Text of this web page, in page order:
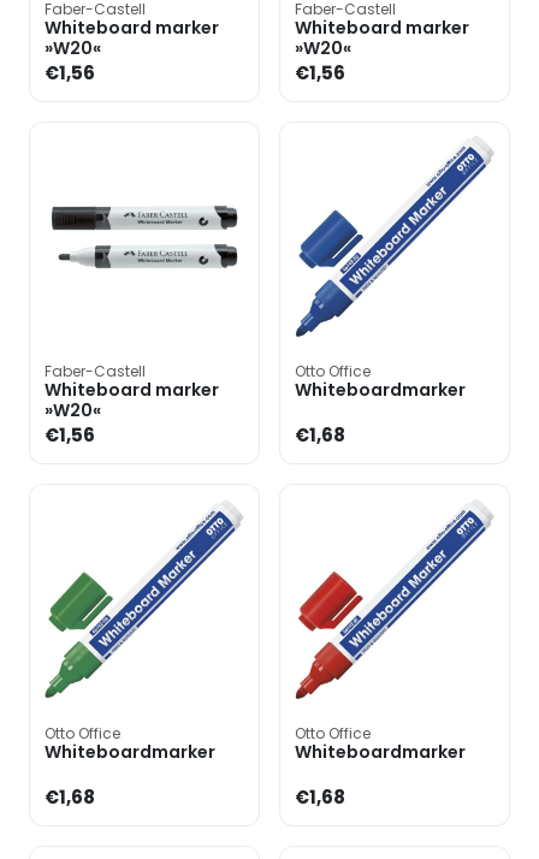
Faber-Castell
Whiteboard marker
»W20«
€1,56
Faber-Castell
Whiteboard marker
»W20«
€1,56
Faber-Castell
Whiteboard marker
»W20«
€1,56
Otto Office
Whiteboardmarker
€1,68
Otto Office
Whiteboardmarker
€1,68
Otto Office
Whiteboardmarker
€1,68